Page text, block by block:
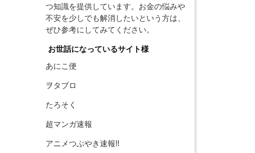
つ知識を提供しています。お金の悩みや
不安を少しでも解消したいという方は、
ぜひ参考にしてみてください。
お世話になっているサイト様
あにこ便
ヲタブロ
たろそく
超マンガ速報
アニメつぶやき速報!!